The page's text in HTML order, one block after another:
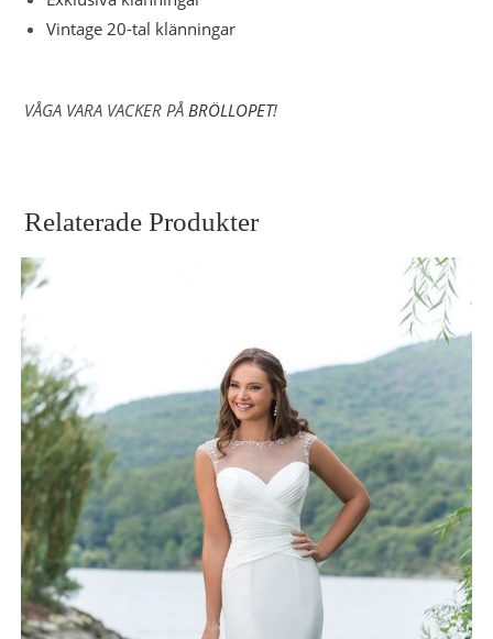
Vintage 20-tal klänningar
VÅGA VARA VACKER PÅ BRÖLLOPET!
Relaterade Produkter